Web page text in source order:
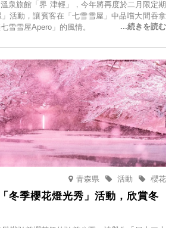
泉旅館「界 津輕」，今年將再度於二月限定期
活動，讓賓客在「七雪雪屋」中品嚐大間吞拿
雪雪屋Apero」的風情。
青森県 櫻花
活動
冬季櫻花燈光秀」活動，欣賞冬